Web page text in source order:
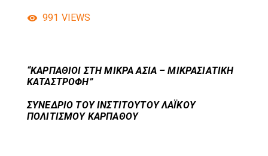
991 VIEWS
“ΚΑΡΠΑΘΙΟΙ ΣΤΗ ΜΙΚΡΑ ΑΣΙΑ –ΜΙΚΡΑΣΙΑΤΙΚΗ
ΚΑΤΑΣΤΡΟΦΗ”
ΣΥΝΕΔΡΙΟ ΤΟΥ ΙΝΣΤΙΤΟΥΤΟΥ ΛΑΪΚΟΥ
ΠΟΛΙΤΙΣΜΟΥ ΚΑΡΠΑΘΟΥ